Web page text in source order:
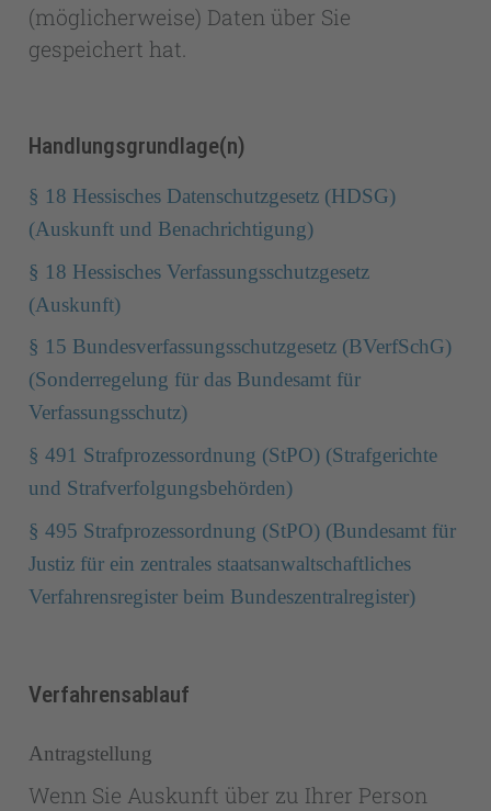
(möglicherweise) Daten über Sie
gespeichert hat.
Handlungsgrundlage(n)
§ 18 Hessisches Datenschutzgesetz (HDSG)
(Auskunft und Benachrichtigung)
§ 18 Hessisches Verfassungsschutzgesetz
(Auskunft)
§ 15 Bundesverfassungsschutzgesetz (BVerfSchG)
(Sonderregelung für das Bundesamt für
Verfassungsschutz)
§ 491 Strafprozessordnung (StPO) (Strafgerichte
und Strafverfolgungsbehörden)
§ 495 Strafprozessordnung (StPO) (Bundesamt für
Justiz für ein zentrales staatsanwaltschaftliches
Verfahrensregister beim Bundeszentralregister)
Verfahrensablauf
Antragstellung
Wenn Sie Auskunft über zu Ihrer Person